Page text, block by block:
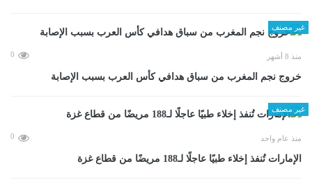
غير مصنف
منذ 8 أشهر 0
خروج نجم المغرب من سباق هدافي كأس العرب بسبب الإصابة
غير مصنف
منذ عام واحد 0
الإمارات تُنفذ إخلاء طبيًا عاجلًا لـ188 مريضًا من قطاع غزة